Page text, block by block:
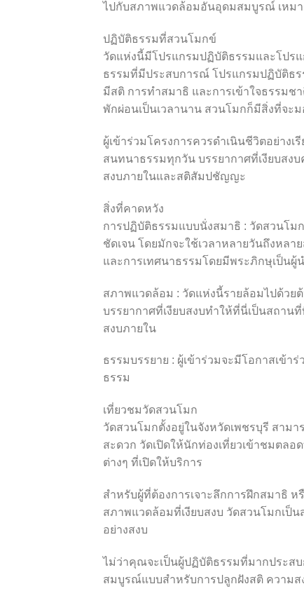
ไปกับสภาพแวดล้อมอันอุดมสมบูรณ์ เหม
ปฏิบัติธรรมที่สวนโมกข์
วัดแห่งนี้มีโปรแกรมปฏิบัติธรรมและโปร
ธรรมที่มีประสบการณ์ โปรแกรมปฏิบัติธ
มีสติ การทำสมาธิ และการเข้าใจธรรม
พักผ่อนเป็นเวลานาน สวนโมกก็มีสิ่งที่จะม
ผู้เข้าร่วมโครงการควรดำเนินชีวิตอย่าง
สนทนาธรรมทุกวัน บรรยากาศที่เงียบส
สงบภายในและสติสัมปชัญญะ
สิ่งที่คาดหวัง
การปฏิบัติธรรมแบบนั่งสมาธิ : วัดสวนโม
ชัดเจน โดยมักจะใช้เวลาหลายวันถึงหล
และการเทศนาธรรมโดยมีพระภิกษุเป็นผู้
สภาพแวดล้อม : วัดแห่งนี้รายล้อมไปด้วย
บรรยากาศที่เงียบสงบทำให้ที่นี่เป็นสถาน
สงบภายใน
ธรรมบรรยาย : ผู้เข้าร่วมจะมีโอกาสเข้
ธรรม
เที่ยวชมวัดสวนโมก
วัดสวนโมกตั้งอยู่ในจังหวัดเพชรบุรี สามา
สะดวก วัดเปิดให้นักท่องเที่ยวเข้าชมตล
ต่างๆ ที่เปิดให้บริการ
สำหรับผู้ที่ต้องการเจาะลึกการฝึกสมาธิ
สภาพแวดล้อมที่เงียบสงบ วัดสวนโมกเป็
อย่างสงบ
ไม่ว่าคุณจะเป็นผู้ปฏิบัติธรรมที่มากประส
สมบูรณ์แบบสำหรับการปลูกฝังสติ ความส